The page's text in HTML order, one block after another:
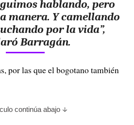
hablando, pero
manera. Y camellando
por la vida”,
Barragán.
por las que el bogotano también
continúa abajo